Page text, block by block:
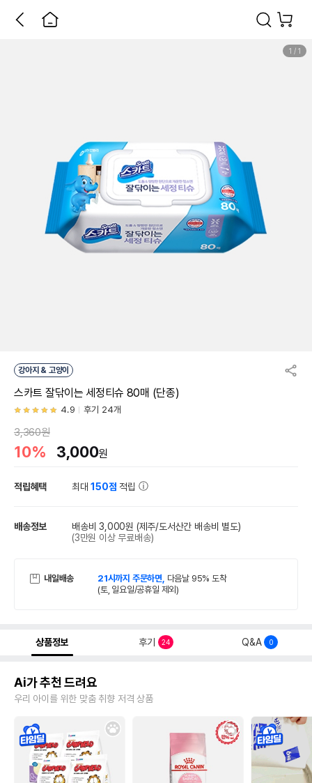
1 / 1
강아지 & 고양이
스카트 잘닦이는 세정티슈 80매 (단종)
4.9 후기 24개
3,360원
10% 3,000원
적립혜택 최대150점 적립
배송정보 배송비 3,000원 (제주/도서산간 배송비 별도)
(3만원 이상 무료배송)
내일배송 21시까지 주문하면, 다음날 95% 도착
(토, 일요일/공휴일 제외)
상품정보 후기 24 Q&A 0
Ai가 추천 드려요
우리 아이를 위한 맞춤 취향 저격 상품